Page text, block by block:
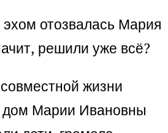
отозвалась Мария
решили уже всё?
жизни
Марии Ивановны